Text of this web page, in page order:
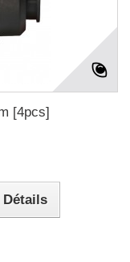
[4pcs]
Détails